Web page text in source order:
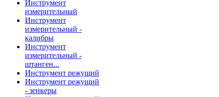
Инструмент
измерительный
Инструмент
измерительный -
калибры
Инструмент
измерительный -
штанген...
Инструмент режущий
Инструмент режущий
- зенкеры